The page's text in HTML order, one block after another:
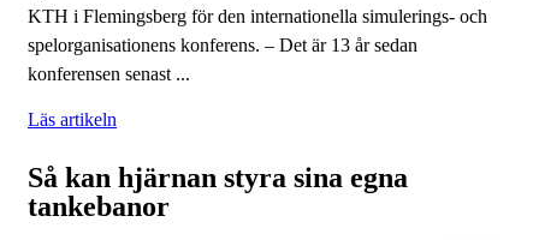
KTH i Flemingsberg för den internationella simulerings- och
spelorganisationens konferens. – Det är 13 år sedan
konferensen senast ...
Läs artikeln
Så kan hjärnan styra sina egna
tankebanor